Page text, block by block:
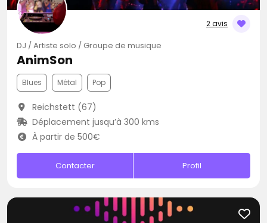
2 avis
DJ / Artiste solo / Groupe de musique
AnimSon
Blues Métal Pop
Reichstett (67)
Déplacement jusqu’à 300 kms
À partir de 500€
Contacter Profil